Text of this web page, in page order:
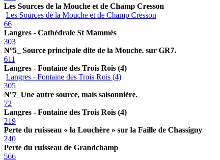
Les Sources de la Mouche et de Champ Cresson
Les Sources de la Mouche et de Champ Cresson
66
Langres - Cathédrale St Mammès
303
N°5_ Source principale dite de la Mouche. sur GR7.
611
Langres - Fontaine des Trois Rois (4)
Langres - Fontaine des Trois Rois (4)
305
N°7_Une autre source, mais saisonnière.
72
Langres - Fontaine des Trois Rois (4)
219
Perte du ruisseau « la Louchère » sur la Faille de Chassigny
240
Perte du ruisseau de Grandchamp
566